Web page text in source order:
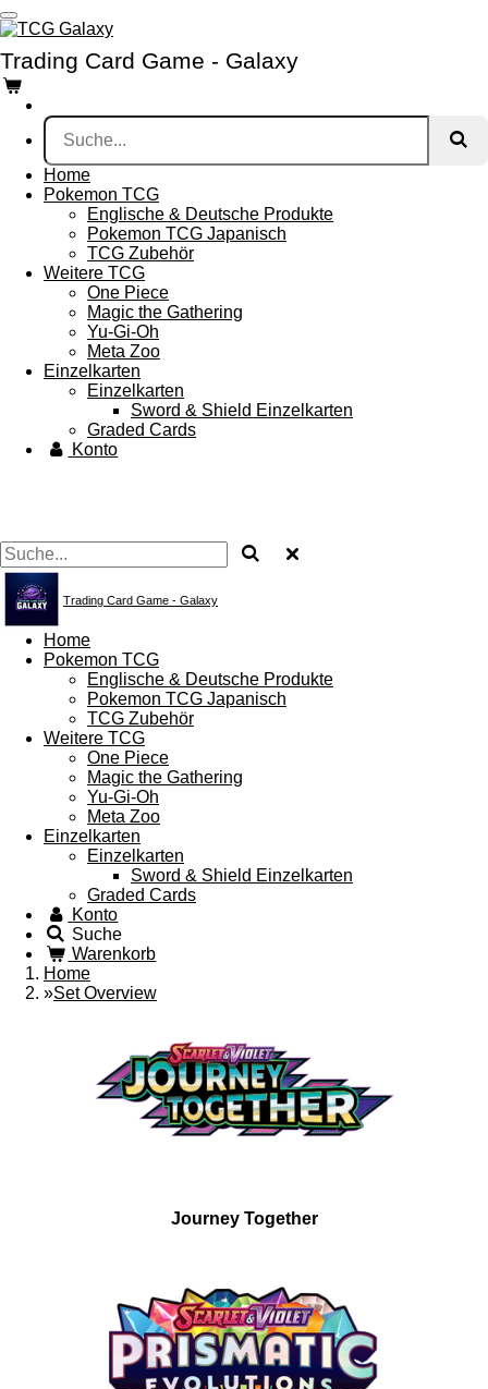
Zum
Hauptinhalt
springen
Trading Card Game - Galaxy
Home
Pokemon TCG
Englische & Deutsche Produkte
Pokemon TCG Japanisch
TCG Zubehör
Weitere TCG
One Piece
Magic the Gathering
Yu-Gi-Oh
Meta Zoo
Einzelkarten
Einzelkarten
Sword & Shield Einzelkarten
Graded Cards
Konto
Trading Card Game - Galaxy
Home
Pokemon TCG
Englische & Deutsche Produkte
Pokemon TCG Japanisch
TCG Zubehör
Weitere TCG
One Piece
Magic the Gathering
Yu-Gi-Oh
Meta Zoo
Einzelkarten
Einzelkarten
Sword & Shield Einzelkarten
Graded Cards
Konto
Suche
Warenkorb
Home
»Set Overview
Journey Together